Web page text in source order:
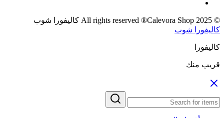
© 2025 All rights reserved ®Calevora Shop كاليفورا شوب
كاليفورا شوب
كاليفورا
قريب منك